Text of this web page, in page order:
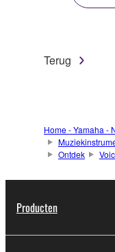
Terug
Home - Yamaha -
Ontdek
Producten